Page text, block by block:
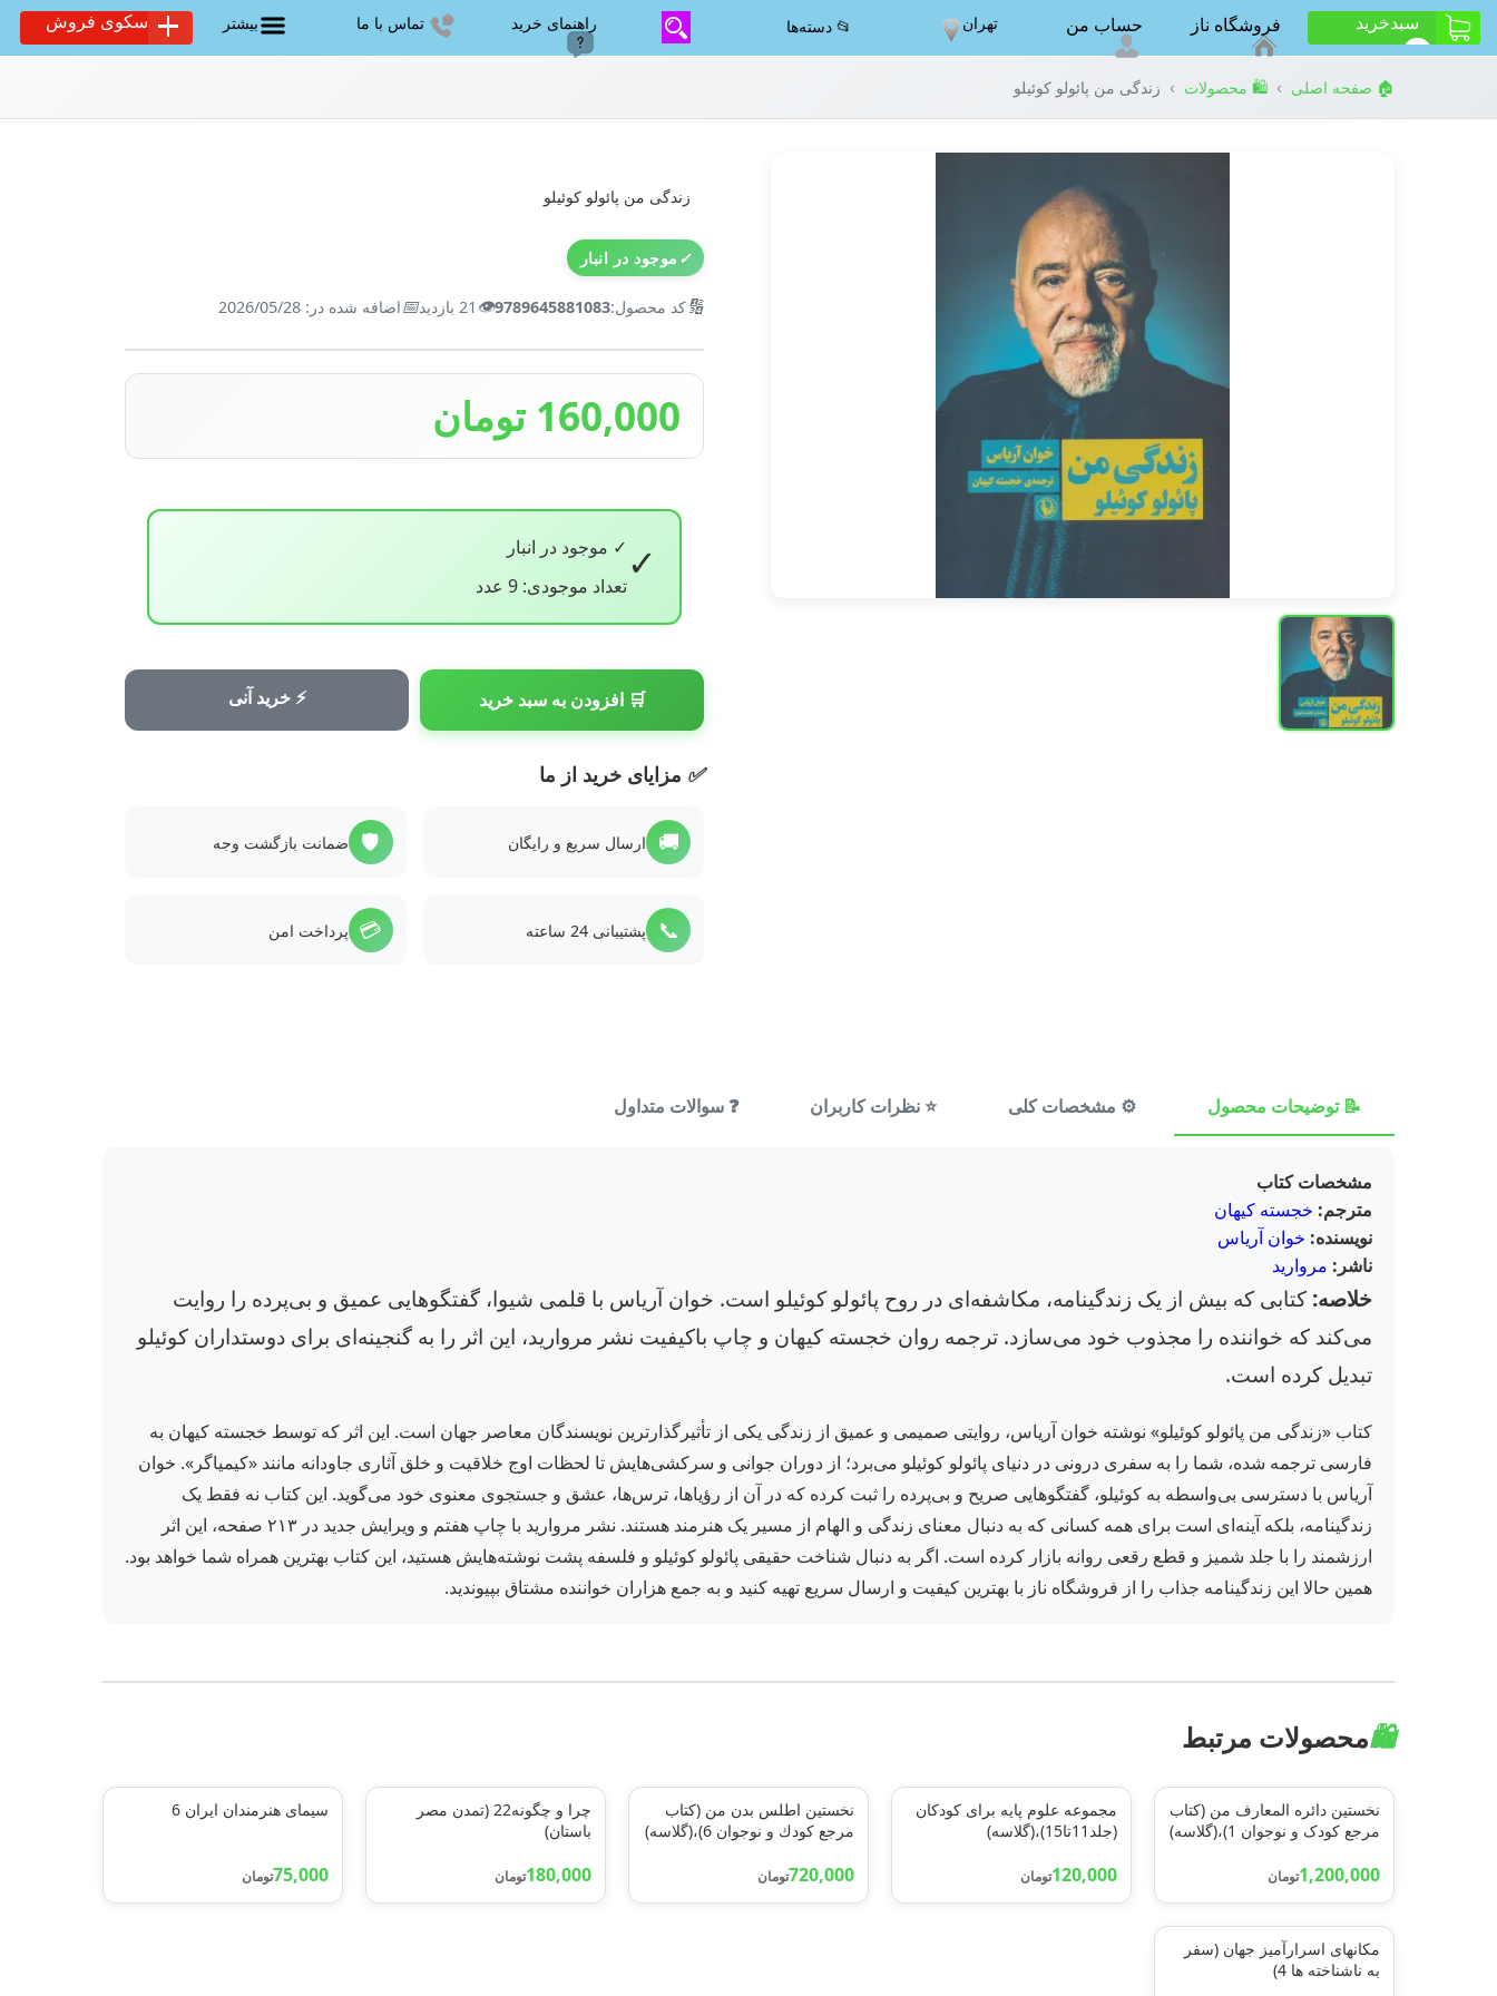
سبد‌خرید فروشگاه ناز حساب من تهران 📂 دسته‌ها راهنمای خرید تماس با ما بیشتر سکوی فروش
🏠 صفحه اصلی › 🛍️ محصولات › زندگی من پائولو کوئیلو
زندگی من پائولو کوئیلو
✓ موجود در انبار
🔢کد محصول:9789645881083
👁️ 21 بازدید 📅اضافه شده در: 2026/05/28
160,000 تومان
✓ ✓ موجود در انبار
تعداد موجودی: 9 عدد
🛒 افزودن به سبد خرید ⚡ خرید آنی
✅ مزایای خرید از ما
🚚 ارسال سریع و رایگان 🛡️ ضمانت بازگشت وجه
📞 پشتیبانی 24 ساعته 💳 پرداخت امن
📝 توضیحات محصول ⚙️ مشخصات کلی ⭐ نظرات کاربران ❓ سوالات متداول
مشخصات کتاب
مترجم: خجسته کیهان
نویسنده: خوان آریاس
ناشر: مروارید
خلاصه: کتابی که بیش از یک زندگینامه، مکاشفه‌ای در روح پائولو کوئیلو است. خوان آریاس با قلمی شیوا، گفتگوهایی عمیق و بی‌پرده را روایت
می‌کند که خواننده را مجذوب خود می‌سازد. ترجمه روان خجسته کیهان و چاپ باکیفیت نشر مروارید، این اثر را به گنجینه‌ای برای دوستداران کوئیلو
تبدیل کرده است.
کتاب «زندگی من پائولو کوئیلو» نوشته خوان آریاس، روایتی صمیمی و عمیق از زندگی یکی از تأثیرگذارترین نویسندگان معاصر جهان است. این اثر که توسط خجسته کیهان به
فارسی ترجمه شده، شما را به سفری درونی در دنیای پائولو کوئیلو می‌برد؛ از دوران جوانی و سرکشی‌هایش تا لحظات اوج خلاقیت و خلق آثاری جاودانه مانند «کیمیاگر». خوان
آریاس با دسترسی بی‌واسطه به کوئیلو، گفتگوهایی صریح و بی‌پرده را ثبت کرده که در آن از رؤیاها، ترس‌ها، عشق و جستجوی معنوی خود می‌گوید. این کتاب نه فقط یک
زندگینامه، بلکه آینه‌ای است برای همه کسانی که به دنبال معنای زندگی و الهام از مسیر یک هنرمند هستند. نشر مروارید با چاپ هفتم و ویرایش جدید در ۲۱۳ صفحه، این اثر
ارزشمند را با جلد شمیز و قطع رقعی روانه بازار کرده است. اگر به دنبال شناخت حقیقی پائولو کوئیلو و فلسفه پشت نوشته‌هایش هستید، این کتاب بهترین همراه شما خواهد بود.
همین حالا این زندگینامه جذاب را از فروشگاه ناز با بهترین کیفیت و ارسال سریع تهیه کنید و به جمع هزاران خواننده مشتاق بپیوندید.
🛍️محصولات مرتبط
نخستین دائره المعارف من (کتاب
مرجع کودک و نوجوان 1)،(گلاسه)
1,200,000تومان
مجموعه علوم پایه برای کودکان
(جلد11تا15)،(گلاسه)
120,000تومان
نخستين اطلس بدن من (كتاب
مرجع كودك و نوجوان 6)،(گلاسه)
720,000تومان
چرا و چگونه22 (تمدن مصر
باستان)
180,000تومان
سیمای هنرمندان ایران 6
75,000تومان
مکانهای اسرارآمیز جهان (سفر
به ناشناخته ها 4)